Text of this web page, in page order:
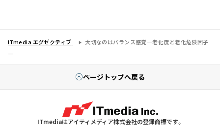
ITmedia エグゼクティブ
大切なのはバランス感覚―老化度と老化危険因子
―
ページトップへ戻る
ITmediaはアイティメディア株式会社の登録商標です。